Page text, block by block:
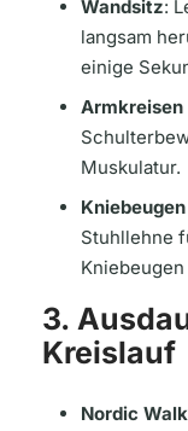
Wandsitz:
langsam
einige
Muskulatur.
Stuhllehne
Kniebeugen
3.
Kreislauf
Nordic